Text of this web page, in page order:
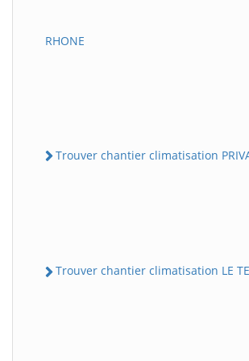
RHONE
Trouver chantier climatisation
Trouver chantier climatisation LE